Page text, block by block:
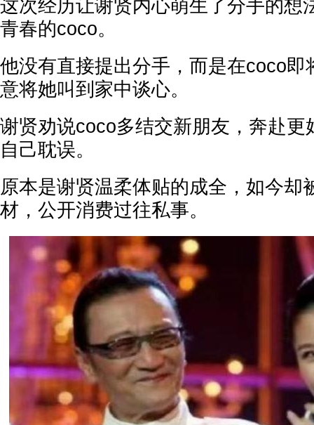
这次经历让谢贤内心萌生了分手的想
青春的coco。
他没有直接提出分手，而是在coco即
意将她叫到家中谈心。
谢贤劝说coco多结交新朋友，奔赴更
自己耽误。
原本是谢贤温柔体贴的成全，如今却
材，公开消费过往私事。